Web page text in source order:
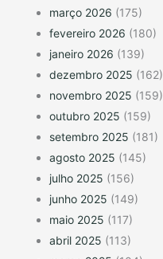
março 2026 (175)
fevereiro 2026 (180)
janeiro 2026 (139)
dezembro 2025 (162)
novembro 2025 (159)
outubro 2025 (159)
setembro 2025 (181)
agosto 2025 (145)
julho 2025 (156)
junho 2025 (149)
maio 2025 (117)
abril 2025 (113)